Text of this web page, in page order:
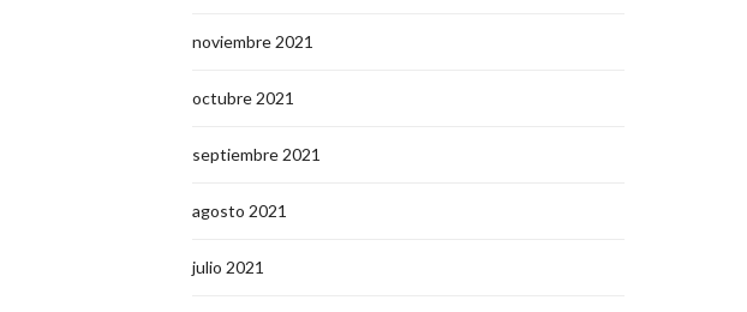
noviembre 2021
octubre 2021
septiembre 2021
agosto 2021
julio 2021